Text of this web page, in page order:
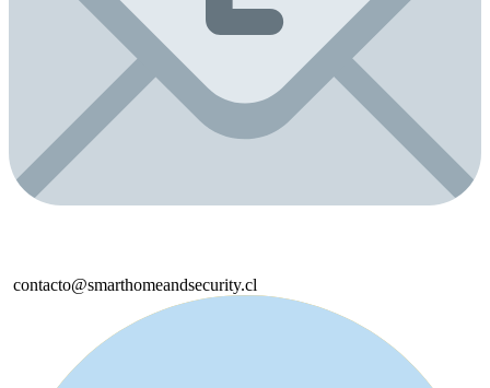
contacto@smarthomeandsecurity.cl